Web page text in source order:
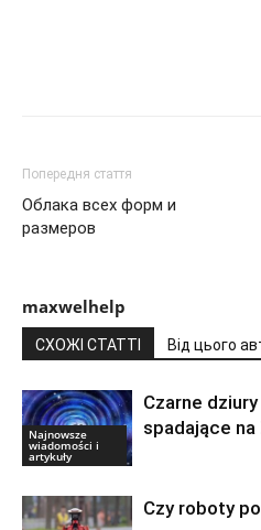
Попередня стаття
Облака всех форм и
размеров
maxwelhelp
СХОЖІ СТАТТІ Від цього
Najnowsze
wiadomości i
artykuły
Czarne
spadające na
Czy roboty